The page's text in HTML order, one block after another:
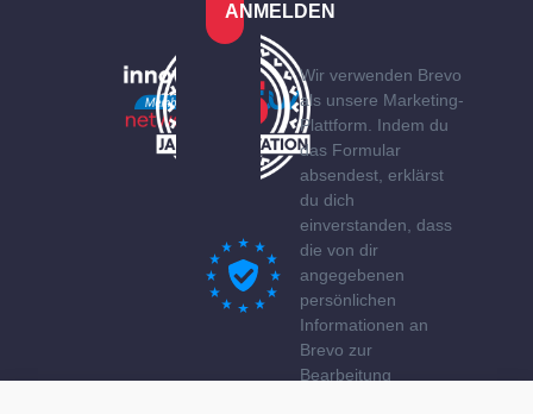
ANMELDEN
Wir verwenden Brevo
als unsere Marketing-
Plattform. Indem du
das Formular
absendest, erklärst
du dich
einverstanden, dass
die von dir
angegebenen
persönlichen
Informationen an
Brevo zur
Bearbeitung